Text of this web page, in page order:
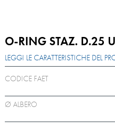
O-RING STAZ. D.25
LEGGI LE CARATTERISTICHE DEL
CODICE FAET
Ø ALBERO